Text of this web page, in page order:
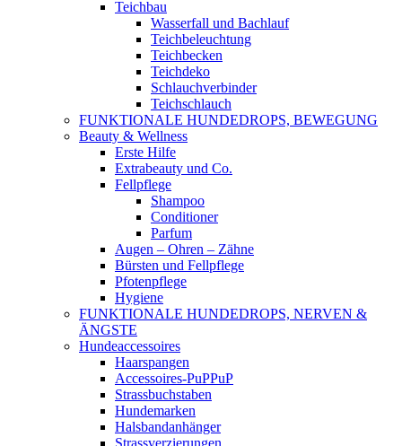
Teichbau
Wasserfall und Bachlauf
Teichbeleuchtung
Teichbecken
Teichdeko
Schlauchverbinder
Teichschlauch
FUNKTIONALE HUNDEDROPS, BEWEGUNG
Beauty & Wellness
Erste Hilfe
Extrabeauty und Co.
Fellpflege
Shampoo
Conditioner
Parfum
Augen – Ohren – Zähne
Bürsten und Fellpflege
Pfotenpflege
Hygiene
FUNKTIONALE HUNDEDROPS, NERVEN &
ÄNGSTE
Hundeaccessoires
Haarspangen
Accessoires-PuPPuP
Strassbuchstaben
Hundemarken
Halsbandanhänger
Strassverzierungen